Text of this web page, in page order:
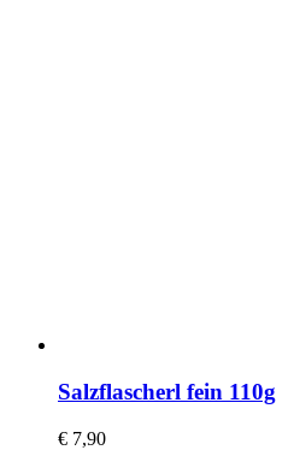
Salzflascherl fein 110g
€ 7,90